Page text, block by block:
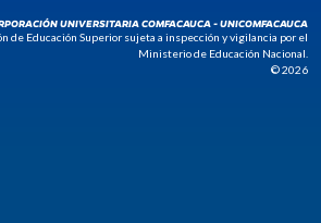
UNIVERSITARIA COMFACAUCA - UNICOMFACAUCA
de Educación Superior sujeta a inspección y vigilancia por el
Ministerio de Educación Nacional.
© 2026